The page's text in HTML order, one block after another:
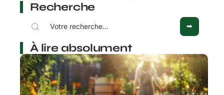
Recherche
À lire absolument